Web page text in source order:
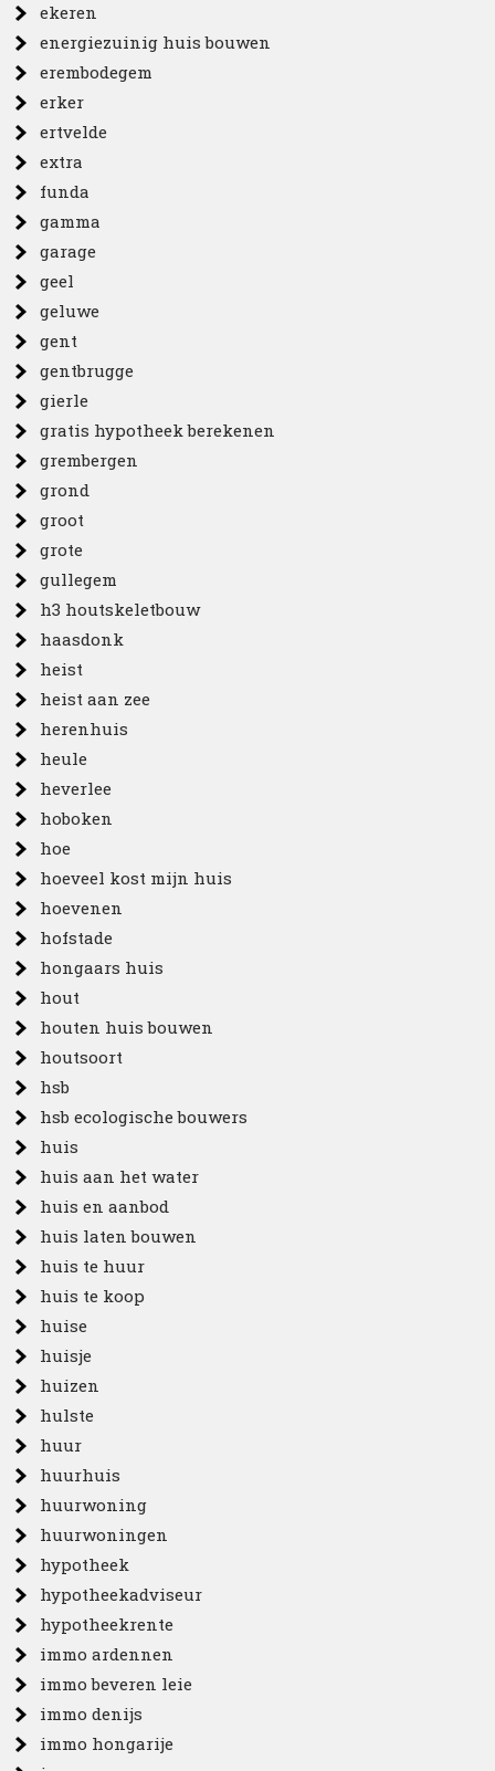
ekeren
energiezuinig huis bouwen
erembodegem
erker
ertvelde
extra
funda
gamma
garage
geel
geluwe
gent
gentbrugge
gierle
gratis hypotheek berekenen
grembergen
grond
groot
grote
gullegem
h3 houtskeletbouw
haasdonk
heist
heist aan zee
herenhuis
heule
heverlee
hoboken
hoe
hoeveel kost mijn huis
hoevenen
hofstade
hongaars huis
hout
houten huis bouwen
houtsoort
hsb
hsb ecologische bouwers
huis
huis aan het water
huis en aanbod
huis laten bouwen
huis te huur
huis te koop
huise
huisje
huizen
hulste
huur
huurhuis
huurwoning
huurwoningen
hypotheek
hypotheekadviseur
hypotheekrente
immo ardennen
immo beveren leie
immo denijs
immo hongarije